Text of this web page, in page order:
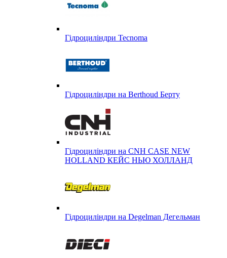
Гідроциліндри Tecnoma
Гідроциліндри на Berthoud Берту
Гідроциліндри на CNH CASE NEW
HOLLAND КЕЙС НЬЮ ХОЛЛАНД
Гідроциліндри на Degelman Дегельман